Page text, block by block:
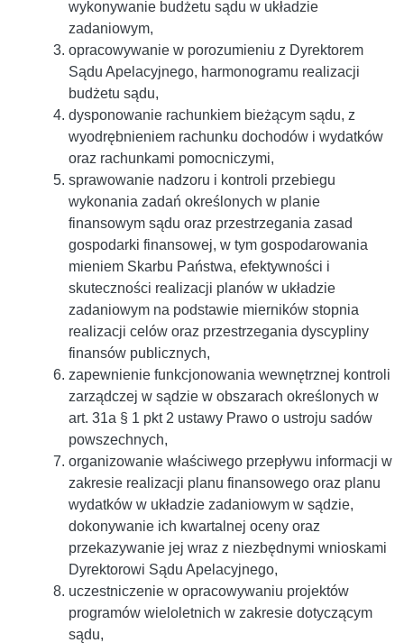
wykonywanie budżetu sądu w układzie
zadaniowym,
opracowywanie w porozumieniu z Dyrektorem
Sądu Apelacyjnego, harmonogramu realizacji
budżetu sądu,
dysponowanie rachunkiem bieżącym sądu, z
wyodrębnieniem rachunku dochodów i wydatków
oraz rachunkami pomocniczymi,
sprawowanie nadzoru i kontroli przebiegu
wykonania zadań określonych w planie
finansowym sądu oraz przestrzegania zasad
gospodarki finansowej, w tym gospodarowania
mieniem Skarbu Państwa, efektywności i
skuteczności realizacji planów w układzie
zadaniowym na podstawie mierników stopnia
realizacji celów oraz przestrzegania dyscypliny
finansów publicznych,
zapewnienie funkcjonowania wewnętrznej kontroli
zarządczej w sądzie w obszarach określonych w
art. 31a § 1 pkt 2 ustawy Prawo o ustroju sadów
powszechnych,
organizowanie właściwego przepływu informacji w
zakresie realizacji planu finansowego oraz planu
wydatków w układzie zadaniowym w sądzie,
dokonywanie ich kwartalnej oceny oraz
przekazywanie jej wraz z niezbędnymi wnioskami
Dyrektorowi Sądu Apelacyjnego,
uczestniczenie w opracowywaniu projektów
programów wieloletnich w zakresie dotyczącym
sądu,